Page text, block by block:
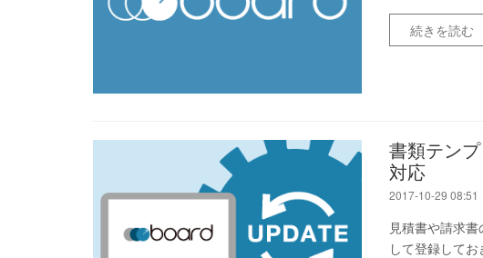
続きを読む
書類テン
対応
2017-10-29 08:51
見積書や請求
して登録して